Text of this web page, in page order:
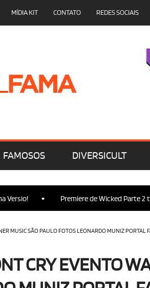
MÍDIA KIT CONTATO REDES SOCIAIS
FAMOSOS DIVERSICULT
• Premiere de Wicked Parte 2 terá
MUSIC SÃO PAULO FOTOS LEONARDO MUNIZ PORTAL
CRY EVENTO